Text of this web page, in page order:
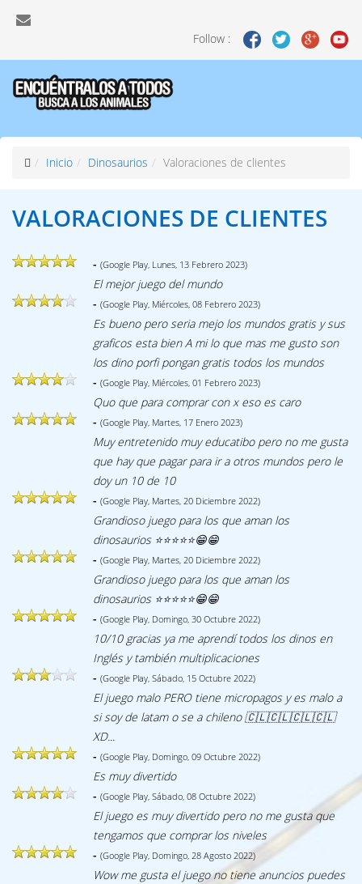
Follow :
Inicio Dinosaurios Valoraciones de clientes
VALORACIONES DE CLIENTES
- (Google Play, Lunes, 13 Febrero 2023)
El mejor juego del mundo
- (Google Play, Miércoles, 08 Febrero 2023)
Es bueno pero seria mejo los mundos gratis y sus
graficos esta bien A mi lo que mas me gusto son
los dino porfi pongan gratis todos los mundos
- (Google Play, Miércoles, 01 Febrero 2023)
Quo que para comprar con x eso es caro
- (Google Play, Martes, 17 Enero 2023)
Muy entretenido muy educatibo pero no me gusta
que hay que pagar para ir a otros mundos pero le
doy un 10 de 10
- (Google Play, Martes, 20 Diciembre 2022)
Grandioso juego para los que aman los
dinosaurios ⭐⭐⭐⭐⭐😁😁
- (Google Play, Martes, 20 Diciembre 2022)
Grandioso juego para los que aman los
dinosaurios ⭐⭐⭐⭐⭐😁😁
- (Google Play, Domingo, 30 Octubre 2022)
10/10 gracias ya me aprendí todos los dinos en
Inglés y también multiplicaciones
- (Google Play, Sábado, 15 Octubre 2022)
El juego malo PERO tiene micropagos y es malo a
si soy de latam o se a chileno 🇨🇱🇨🇱🇨🇱🇨🇱
XD...
- (Google Play, Domingo, 09 Octubre 2022)
Es muy divertido
- (Google Play, Sábado, 08 Octubre 2022)
El juego es muy divertido pero no me gusta que
tengamos que comprar los niveles
- (Google Play, Domingo, 28 Agosto 2022)
Wow me gusta el juego no tiene anuncios puedes